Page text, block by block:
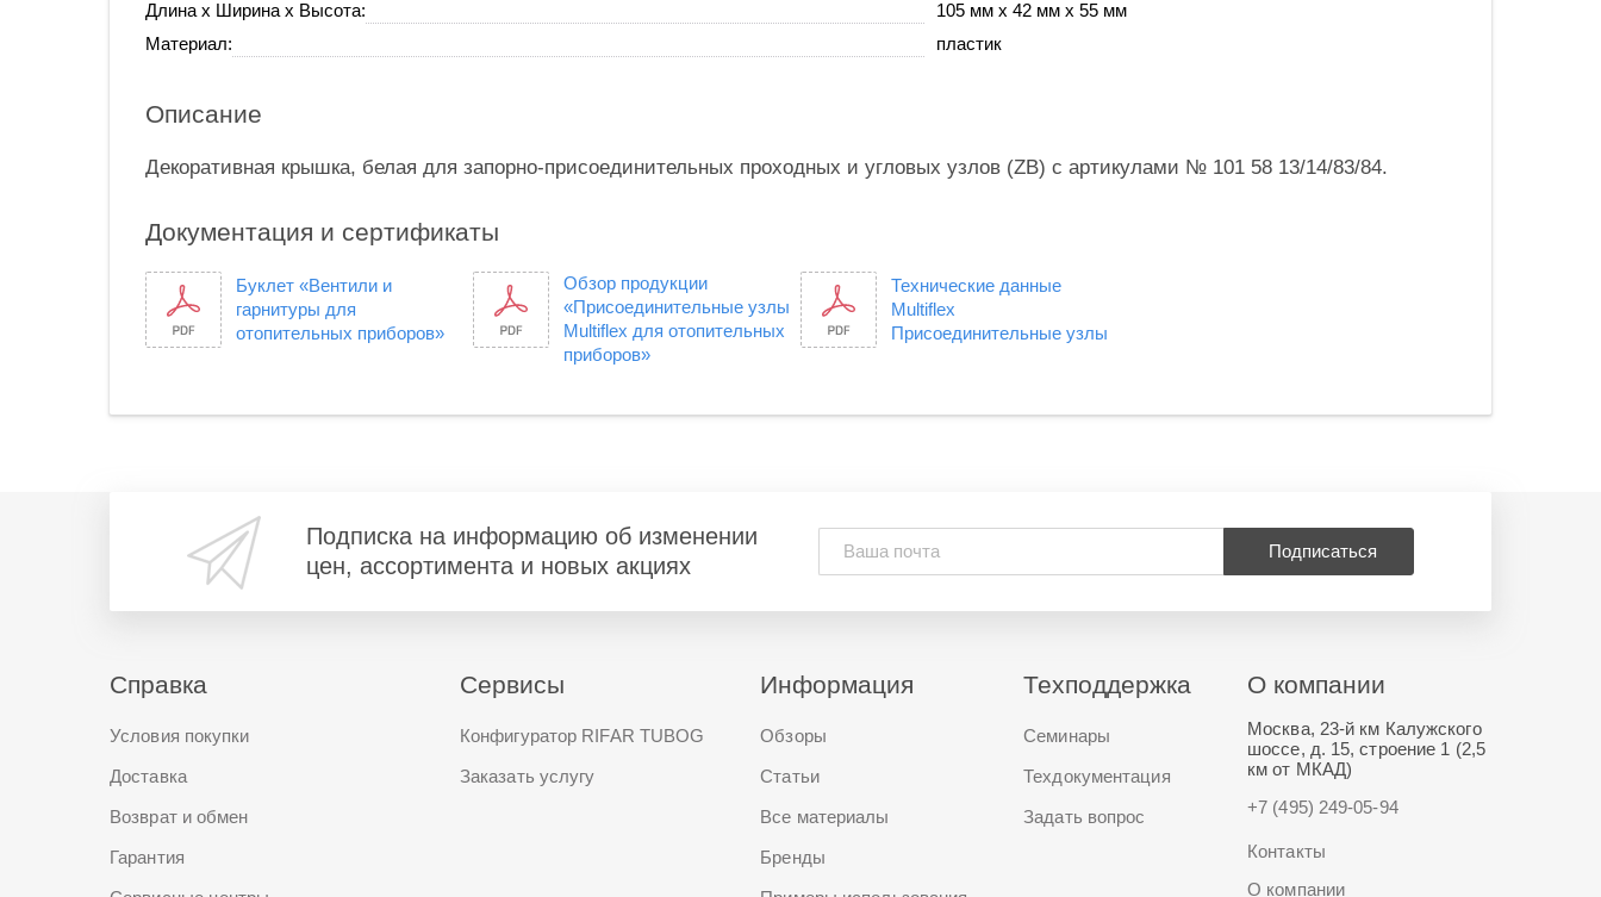
Длина х Ширина х Высота:
105 мм х 42 мм х 55 мм
Материал:
пластик
Описание
Декоративная крышка, белая для запорно-присоединительных проходных и угловых узлов (ZB) с артикулами № 101 58 13/14/83/84.
Документация и сертификаты
Буклет «Вентили и
гарнитуры для
отопительных приборов»
Обзор продукции
«Присоединительные узлы
Multiflex для отопительных
приборов»
Технические данные
Multiflex
Присоединительные узлы
Подписка на информацию об изменении
цен, ассортимента и новых акциях
Подписаться
Справка
Условия покупки
Доставка
Возврат и обмен
Гарантия
Сервисы
Конфигуратор RIFAR TUBOG
Заказать услугу
Информация
Обзоры
Статьи
Все материалы
Бренды
Техподдержка
Семинары
Техдокументация
Задать вопрос
О компании
Москва, 23-й км Калужского
шоссе, д. 15, строение 1 (2,5
км от МКАД)
+7 (495) 249-05-94
Контакты
О компании